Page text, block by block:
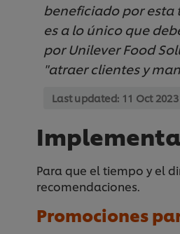
beneficiado por esta
es a lo único que
por Unilever Food
"atraer clientes y
Last updated: 11 Oct 2023
Para que el tiempo y el
recomendaciones.
Promociones